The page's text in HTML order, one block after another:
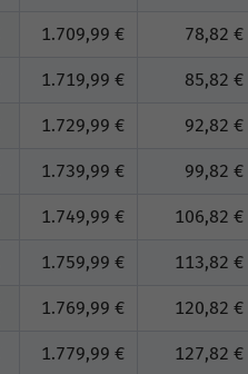
1.709,99 € 78,82 €
1.719,99 € 85,82 €
1.729,99 € 92,82 €
1.739,99 € 99,82 €
1.749,99 € 106,82 €
1.759,99 € 113,82 €
1.769,99 € 120,82 €
1.779,99 € 127,82 €